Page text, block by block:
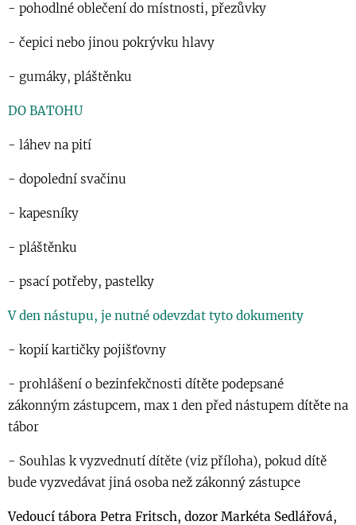
- pohodlné oblečení do místnosti, přezůvky
- čepici nebo jinou pokrývku hlavy
- gumáky, pláštěnku
DO BATOHU
- láhev na pití
- dopolední svačinu
- kapesníky
- pláštěnku
- psací potřeby, pastelky
V den nástupu, je nutné odevzdat tyto dokumenty
- kopií kartičky pojišťovny
- prohlášení o bezinfekčnosti dítěte podepsané
zákonným zástupcem, max 1 den před nástupem dítěte na
tábor
- Souhlas k vyzvednutí dítěte (viz příloha), pokud dítě
bude vyzvedávat jiná osoba než zákonný zástupce
Vedoucí tábora Petra Fritsch, dozor Markéta Sedlářová,